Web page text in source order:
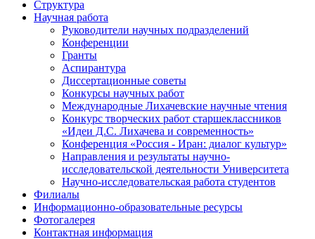
Структура
Научная работа
Руководители научных подразделений
Конференции
Гранты
Аспирантура
Диссертационные советы
Конкурсы научных работ
Международные Лихачевские научные чтения
Конкурс творческих работ старшеклассников
«Идеи Д.С. Лихачева и современность»
Конференция «Россия - Иран: диалог культур»
Направления и результаты научно-
исследовательской деятельности Университета
Научно-исследовательская работа студентов
Филиалы
Информационно-образовательные ресурсы
Фотогалерея
Контактная информация